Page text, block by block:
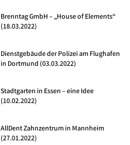
Brenntag GmbH – „House of Elements“
(18.03.2022)
Dienstgebäude der Polizei am Flughafen
in Dortmund (03.03.2022)
Stadtgarten in Essen – eine Idee
(10.02.2022)
AllDent Zahnzentrum in Mannheim
(27.01.2022)